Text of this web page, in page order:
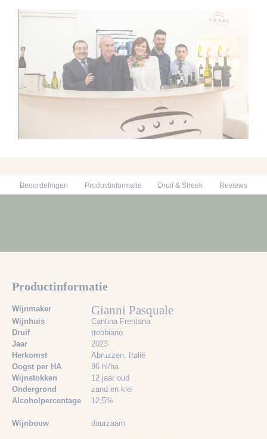
Beoordelingen Productinformatie Druif & Streek Reviews
Productinformatie
Wijnmaker Gianni Pasquale
Wijnhuis
Cantina Frentana
Druif
trebbiano
Jaar
2023
Herkomst
Abruzzen, Italië
Oogst per HA
96 hl/ha
Wijnstokken
12 jaar oud
Ondergrond
zand en klei
Alcoholpercentage
12,5%
Wijnbouw duurzaam